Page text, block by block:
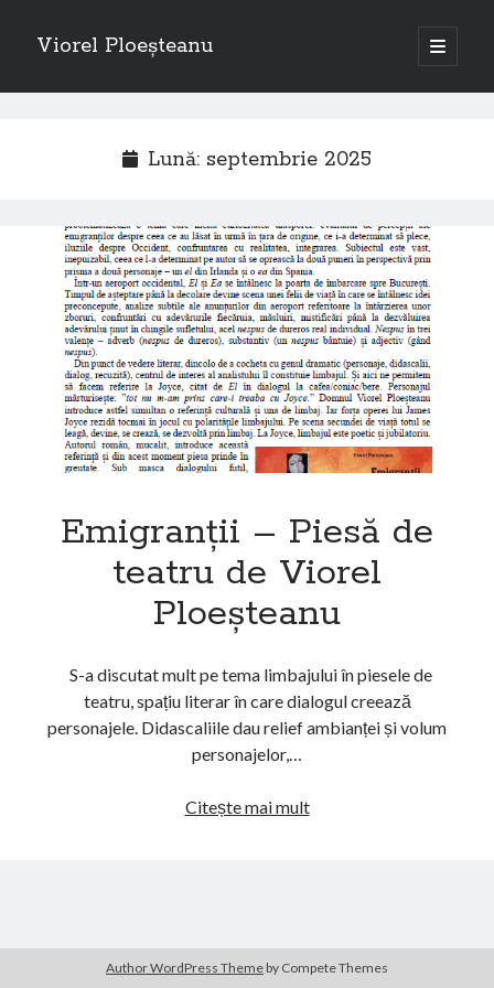
Viorel Ploeșteanu
open
primary
Sidebar
Articole recente
Emigranții, de Viorel Ploeșteanu – piesă de teatru la Dublin
Câteva rânduri despre piesa de teatru “Emigranții”, autor Viorel
Ploeșteanu
Emigranții – Piesă de teatru de Viorel Ploeșteanu
A doua femeie cu cărucior
Emigranții (teatru) – Viorel Ploeșteanu
O „călătorii” la Londra
Lună: septembrie 2025
Emigranții – Piesă de
teatru de Viorel
Ploeșteanu
S-a discutat mult pe tema limbajului în piesele de
teatru, spațiu literar în care dialogul creează
personajele. Didascaliile dau relief ambianței și volum
personajelor,…
Citește mai multEmigranții
Viorel
Author WordPress Theme by Compete Themes